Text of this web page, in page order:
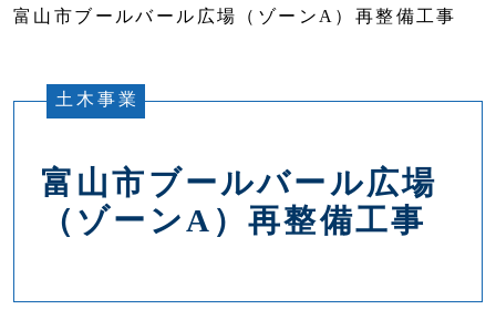
富山市ブールバール広場（ゾーンA）再整備工事
富山市ブールバール広場
（ゾーンA）再整備工事
土木事業